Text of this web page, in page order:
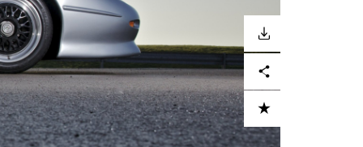
ITALY (ITALIANO)
ADD TO CART
Facebook
X LinkedInShare